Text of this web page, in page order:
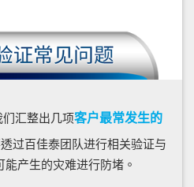
汇整出几项客户最常发生的
过百佳泰团队进行相关验证与
能产生的灾难进行防堵。